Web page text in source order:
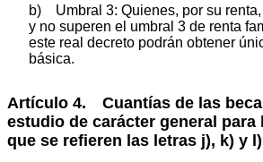
b) Umbral 3: Quienes, por su
y no superen el umbral 3 de renta
este real decreto podrán obtener
básica.
Artículo 4. Cuantías de las
estudio de carácter general para
que se refieren las letras j), k) y